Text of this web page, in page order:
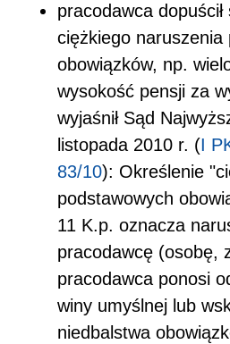
pracodawca
ciężkiego naruszenia
obowiązków, np.
wysokość pensji za
wyjaśnił Sąd
listopada 2010 r. (I
83/10): Określenie
podstawowych
11 K.p. oznacza
pracodawcę (osobę,
pracodawca ponosi
winy umyślnej lub
niedbalstwa